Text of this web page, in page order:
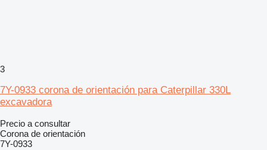
3
7Y-0933 corona de orientación para Caterpillar 330L
excavadora
Precio a consultar
Corona de orientación
7Y-0933